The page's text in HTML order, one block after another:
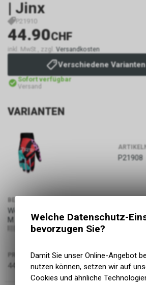
| Jinx
P21910
44.90CHF
inkl. MwSt., zzgl. Versandkosten
Verschiedene
Sofort verfügbar
Versand
VARIANTEN
P21908
BEZEICHNUNG
Womens Gravity Glove | Jinx,
M
9355696041457
M
PREIS
44.90 CHF
Welche Datenschutz-
bevorzugen Sie?
Damit Sie unser Online-Angebot
nutzen können, setzen wir auf
Cookies und ähnliche